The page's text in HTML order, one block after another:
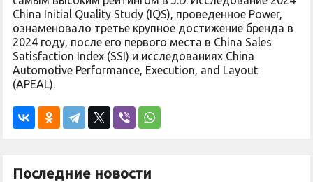
China Initial Quality Study (IQS), проведенное Power,
ознаменовало третье крупное достижение бренда в
2024 году, после его первого места в China Sales
Satisfaction Index (SSI) и исследованиях China
Automotive Performance, Execution, and Layout
(APEAL).
Последние новости